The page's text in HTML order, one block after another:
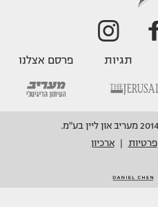
תגיות פרסם אצלנו
פרטיות ארכיון